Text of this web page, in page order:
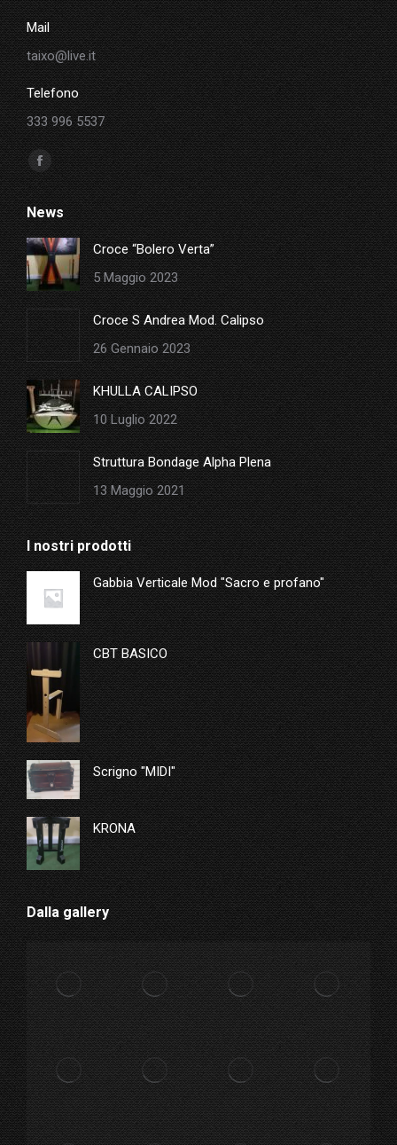
Mail
taixo@live.it
Telefono
333 996 5537
Ci puoi trovare su:
Facebook
page
opens
in
new
window
News
Croce “Bolero Verta”
5 Maggio 2023
Croce S Andrea Mod. Calipso
26 Gennaio 2023
KHULLA CALIPSO
10 Luglio 2022
Struttura Bondage Alpha Plena
13 Maggio 2021
I nostri prodotti
Gabbia Verticale Mod "Sacro e profano"
CBT BASICO
Scrigno "MIDI"
KRONA
Dalla gallery